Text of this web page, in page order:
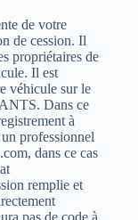
de votre
de cession. Il
propriétaires de
Il est
véhicule sur le
Dans ce
à
professionnel
dans ce cas
remplie et